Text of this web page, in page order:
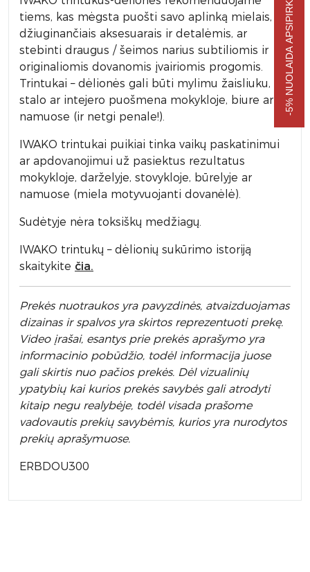
tiems, kas mėgsta puošti savo aplinką mielais, akį
džiuginančiais aksesuarais ir detalėmis, ar
stebinti draugus / šeimos narius subtiliomis ir
originaliomis dovanomis įvairiomis progomis.
Trintukai – dėlionės gali būti mylimu žaisliuku,
stalo ar intejero puošmena mokykloje, biure ar
namuose (ir netgi penale!).
IWAKO trintukai puikiai tinka vaikų paskatinimui
ar apdovanojimui už pasiektus rezultatus
mokykloje, darželyje, stovykloje, būrelyje ar
namuose (miela motyvuojanti dovanėlė).
Sudėtyje nėra toksiškų medžiagų.
IWAKO trintukų – dėlionių sukūrimo istoriją
skaitykite čia.
Prekės nuotraukos yra pavyzdinės, atvaizduojamas
dizainas ir spalvos yra skirtos reprezentuoti prekę.
Video įrašai, esantys prie prekės aprašymo yra
informacinio pobūdžio, todėl informacija juose
gali skirtis nuo pačios prekės. Dėl vizualinių
ypatybių kai kurios prekės savybės gali atrodyti
kitaip negu realybėje, todėl visada prašome
vadovautis prekių savybėmis, kurios yra nurodytos
prekių aprašymuose.
ERBDOU300
-5% NUOLAIDA APSIPIRKIMUI